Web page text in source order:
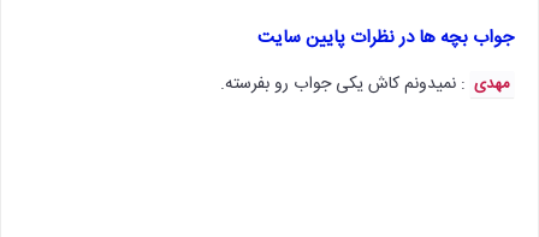
جواب بچه ها در نظرات پایین سایت
مهدی : نمیدونم کاش یکی جواب رو بفرسته.